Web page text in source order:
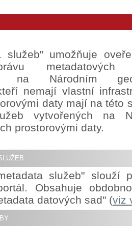
služeb" umožňuje
metadatových
na Národním
nemají vlastní
daty mají na této
vytvořených na
prostorovými daty.
služeb" slouží
Obsahuje
datových sad" (viz